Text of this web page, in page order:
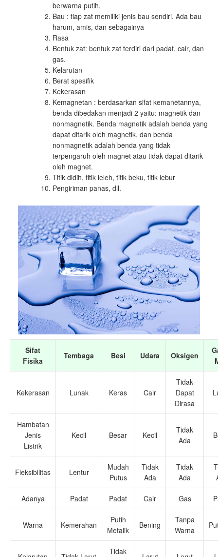
berwarna putih.
Bau : tiap zat memiliki jenis bau sendiri. Ada bau
harum, amis, dan sebagainya
Rasa
Bentuk zat: bentuk zat terdiri dari padat, cair, dan
gas.
Kelarutan
Berat spesifik
Kekerasan
Kemagnetan : berdasarkan sifat kemanetannya,
benda dibedakan menjadi 2 yaitu: magnetik dan
nonmagnetik. Benda magnetik adalah benda yang
dapat ditarik oleh magnetik, dan benda
nonmagnetik adalah benda yang tidak
terpengaruh oleh magnet atau tidak dapat ditarik
oleh magnet.
Titik didih, titik leleh, titik beku, titik lebur
Pengiriman panas, dll.
Sifat
Fisika
Tembaga Besi Udara Oksigen
Kekerasan Lunak Keras Cair
Tidak
Dapat
Dirasa
Hambatan
Jenis
Listrik
Kecil Besar Kecil
Tidak
Ada
Fleksibilitas Lentur
Mudah
Putus
Tidak
Ada
Tidak
Ada
Adanya Padat Padat Cair Gas
Warna Kemerahan
Putih
Metalik
Bening
Tanpa
Warna
Tidak